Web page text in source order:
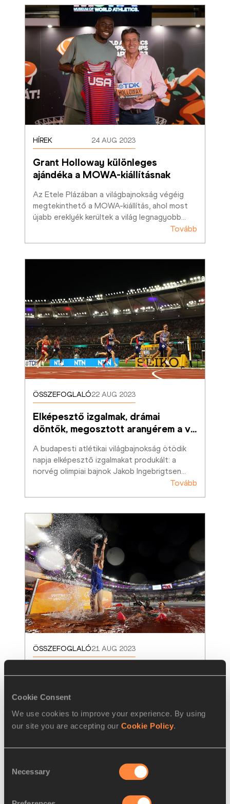
Cookie Consent
We use cookies to improve your experience. By using
our site you are accepting our Cookie Policy.
Selection
Necessary
HÍREK 24 AUG 2023
Grant Holloway különleges
ajándéka a MOWA-kiállításnak
Az Etele Plázában a világbajnokság végéig
megtekinthető a MOWA-kiállítás, ahol most
újabb ereklyék kerültek a világ legnagyobb…
Tovább
ÖSSZEFOGLALÓ22 AUG 2023
Elképesztő izgalmak, drámai
döntők, megosztott aranyérem a v…
A budapesti atlétikai világbajnokság ötödik
napja elképesztő izgalmakat produkált: a
norvég olimpiai bajnok Jakob Ingebrigtsen…
Tovább
ÖSSZEFOGLALÓ21 AUG 2023
Az atlétika három legendája újabb aranyakkal
gazdagította gyűjteményét, a
diszkoszvetésben pedig meglepetés…